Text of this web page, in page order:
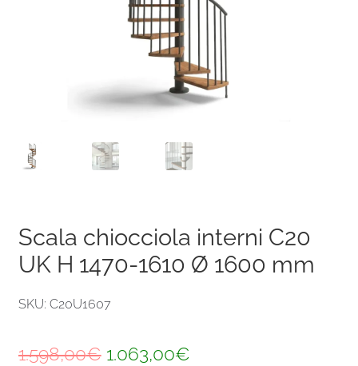
Scala chiocciola interni C20
UK H 1470-1610 Ø 1600 mm
SKU: C20U1607
1.598,00€ Il
1.063,00€Il